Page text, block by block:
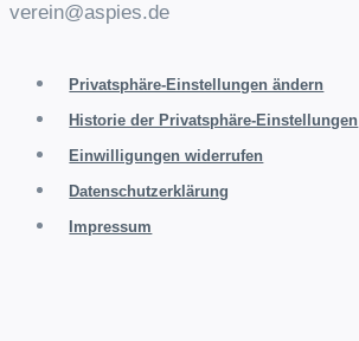
verein@aspies.de
Privatsphäre-Einstellungen ändern
Historie der Privatsphäre-Einstellungen
Einwilligungen widerrufen
Datenschutzerklärung
Impressum